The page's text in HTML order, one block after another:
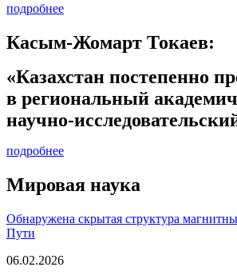
подробнее
Касым-Жомарт Токаев:
«Казахстан постепенно
в региональный
научно-
подробнее
Мировая наука
Обнаружена скрытая структура
Пути
06.02.2026